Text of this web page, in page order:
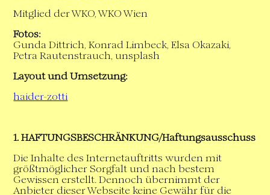
Mitglied der WKO, WKO Wien
Fotos:
Gunda Dittrich, Konrad Limbeck, Elsa Okazaki,
Petra Rautenstrauch, unsplash
Layout und Umsetzung:
haider-zotti
1. HAFTUNGSBESCHRÄNKUNG/Haftungsausschuss
Die Inhalte des Internetauftritts wurden mit
größtmöglicher Sorgfalt und nach bestem
Gewissen erstellt. Dennoch übernimmt der
Anbieter dieser Webseite keine Gewähr für die